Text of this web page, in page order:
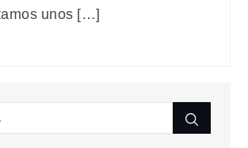
unos […]